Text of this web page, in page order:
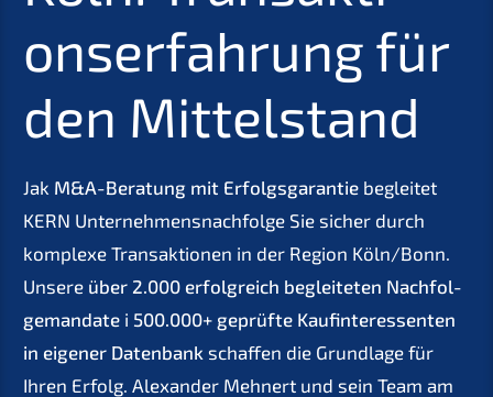
ons­er­fah­rung für
den Mittelstand
Jak M&A-Beratung mit Erfolgs­ga­ran­tie beglei­tet
KERN Unternehmens­nachfolge Sie sicher durch
komple­xe Trans­ak­tio­nen in der Region Köln/Bonn.
Unsere über 2.000 erfolg­reich beglei­te­ten Nachfol­
ge­man­da­te i 500.000+ geprüf­te Kaufin­ter­es­sen­ten
in eigener Daten­bank schaf­fen die Grund­la­ge für
Ihren Erfolg. Alexan­der Mehnert und sein Team am